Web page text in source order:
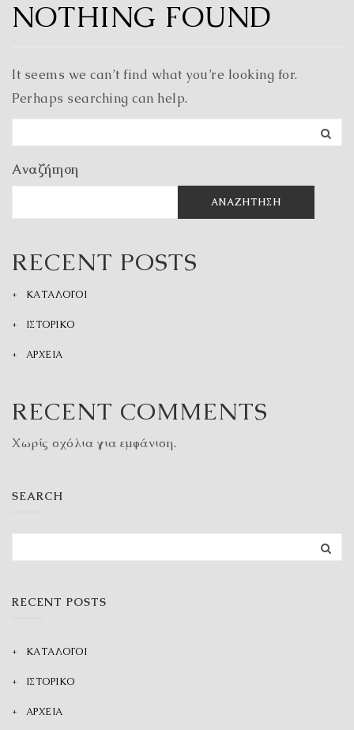
NOTHING FOUND
It seems we can’t find what you’re looking for.
Perhaps searching can help.
Αναζήτηση
ΑΝΑΖΉΤΗΣΗ
RECENT POSTS
ΚΑΤΑΛΟΓΟΙ
ΙΣΤΟΡΙΚΟ
ΑΡΧΕΙΑ
RECENT COMMENTS
Χωρίς σχόλια για εμφάνιση.
SEARCH
RECENT POSTS
ΚΑΤΑΛΟΓΟΙ
ΙΣΤΟΡΙΚΟ
ΑΡΧΕΙΑ